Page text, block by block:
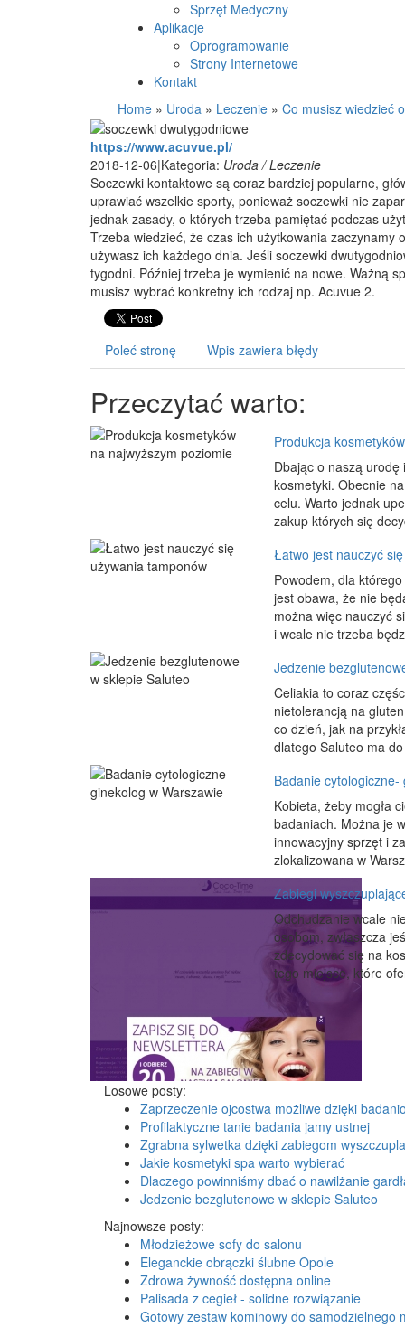
Sprzęt Medyczny
Aplikacje
Oprogramowanie
Strony Internetowe
Kontakt
Home » Uroda » Leczenie » Co musisz wiedzieć
https://www.acuvue.pl/
2018-12-06|Kategoria: Uroda / Leczenie
Soczewki kontaktowe są coraz bardziej popularne,
uprawiać wszelkie sporty, ponieważ soczewki nie
jednak zasady, o których trzeba pamiętać podczas
Trzeba wiedzieć, że czas ich użytkowania
używasz ich każdego dnia. Jeśli soczewki
tygodni. Później trzeba je wymienić na nowe. Ważną
musisz wybrać konkretny ich rodzaj np. Acuvue 2.
Poleć stronę Wpis zawiera błędy
Przeczytać warto:
Produkcja
Dbając o naszą
kosmetyki. Obecnie
celu. Warto jednak
zakup których się
Łatwo jest nauczyć
Powodem, dla
jest obawa, że nie
można więc nauczyć
i wcale nie trzeba
Jedzenie
Celiakia to coraz
nietolerancją na
co dzień, jak na
dlatego Saluteo ma
Badanie
Kobieta, żeby mogła
badaniach. Można je
innowacyjny sprzęt i
zlokalizowana w
Zabiegi
Odchudzanie wcale
osobom, zwłaszcza
zdecydować się na
tego miejsce, które
Losowe posty:
Zaprzeczenie ojcostwa możliwe dzięki
Profilaktyczne tanie badania jamy ustnej
Zgrabna sylwetka dzięki zabiegom
Jakie kosmetyki spa warto wybierać
Dlaczego powinniśmy dbać o nawilżanie
Jedzenie bezglutenowe w sklepie Saluteo
Najnowsze posty:
Młodzieżowe sofy do salonu
Eleganckie obrączki ślubne Opole
Zdrowa żywność dostępna online
Palisada z cegieł - solidne rozwiązanie
Gotowy zestaw kominowy do samodzielnego